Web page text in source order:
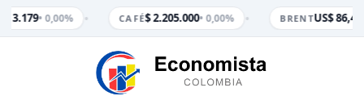
$ 3.179• 0,00% CAFÉ$ 2.205.000• 0,00% BRENTUS$ 86,47